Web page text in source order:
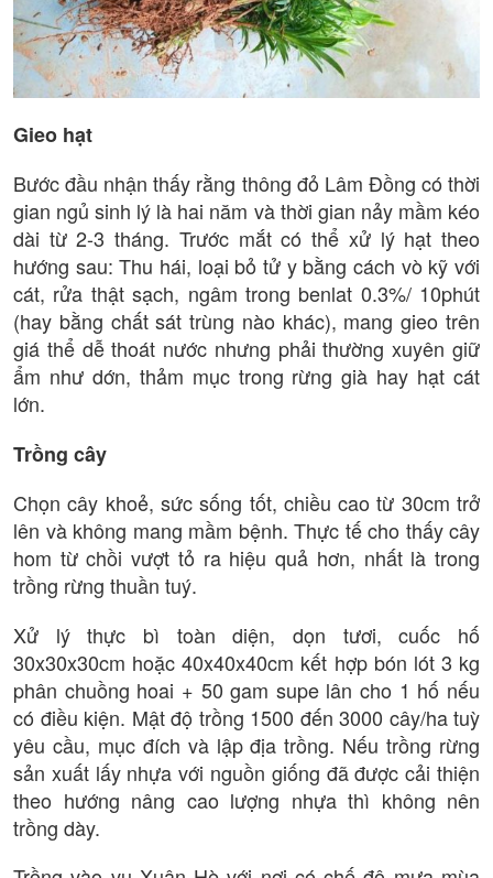
Gieo hạt
Bước đầu nhận thấy rằng thông đỏ Lâm Đồng có thời
gian ngủ sinh lý là hai năm và thời gian nảy mầm kéo
dài từ 2-3 tháng. Trước mắt có thể xử lý hạt theo
hướng sau: Thu hái, loại bỏ tử y bằng cách vò kỹ với
cát, rửa thật sạch, ngâm trong benlat 0.3%/ 10phút
(hay bằng chất sát trùng nào khác), mang gieo trên
giá thể dễ thoát nước nhưng phải thường xuyên giữ
ẩm như dớn, thảm mục trong rừng già hay hạt cát
lớn.
Trồng cây
Chọn cây khoẻ, sức sống tốt, chiều cao từ 30cm trở
lên và không mang mầm bệnh. Thực tế cho thấy cây
hom từ chồi vượt tỏ ra hiệu quả hơn, nhất là trong
trồng rừng thuần tuý.
Xử lý thực bì toàn diện, dọn tươi, cuốc hố
30x30x30cm hoặc 40x40x40cm kết hợp bón lót 3 kg
phân chuồng hoai + 50 gam supe lân cho 1 hố nếu
có điều kiện. Mật độ trồng 1500 đến 3000 cây/ha tuỳ
yêu cầu, mục đích và lập địa trồng. Nếu trồng rừng
sản xuất lấy nhựa với nguồn giống đã được cải thiện
theo hướng nâng cao lượng nhựa thì không nên
trồng dày.